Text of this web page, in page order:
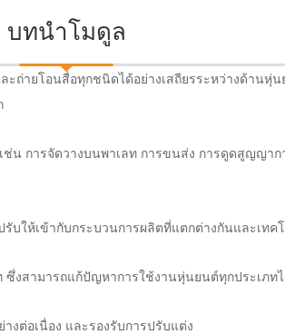
บทนำโมดูล
ถ่ายโอนสื่อทุกชนิดได้อย่างเสถียรระหว่างด้าน
การจัดวางบนพาเลท การขนส่ง การดูดสูญญาก
บให้เข้ากับกระบวนการผลิตที่แตกต่างกันและเทค
งสามารถแก้ปัญหาการใช้งานหุ่นยนต์ทุกประเภทไ
งต่อเนื่อง และรองรับการปรับแต่ง